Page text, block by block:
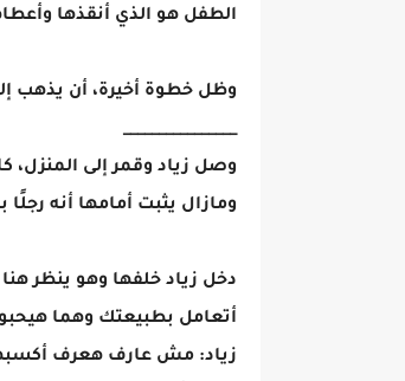
الطفل هو الذي أنقذها
وظل خطوة أخيرة، أن يذهب
________________
وصل زياد وقمر إلى المنزل،
ومازال يثبت أمامها أنه رجلًا
دخل زياد خلفها وهو ينظر
أتعامل بطبيعتك وهما
زياد: مش عارف هعرف